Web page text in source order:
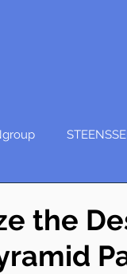
the